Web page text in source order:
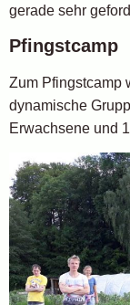
gerade sehr
Pfingstcamp
Zum Pfingstcamp
dynamische
Erwachsene und